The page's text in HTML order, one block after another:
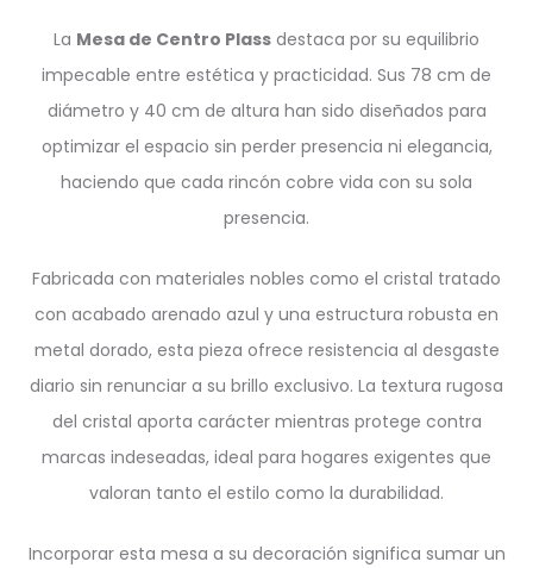
La Mesa de Centro Plass destaca por su equilibrio
impecable entre estética y practicidad. Sus 78 cm de
diámetro y 40 cm de altura han sido diseñados para
optimizar el espacio sin perder presencia ni elegancia,
haciendo que cada rincón cobre vida con su sola
presencia.
Fabricada con materiales nobles como el cristal tratado
con acabado arenado azul y una estructura robusta en
metal dorado, esta pieza ofrece resistencia al desgaste
diario sin renunciar a su brillo exclusivo. La textura rugosa
del cristal aporta carácter mientras protege contra
marcas indeseadas, ideal para hogares exigentes que
valoran tanto el estilo como la durabilidad.
Incorporar esta mesa a su decoración significa sumar un